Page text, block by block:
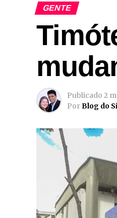
GENTE
Publicado 2
PorBlog do